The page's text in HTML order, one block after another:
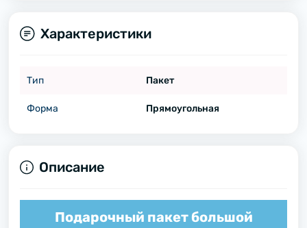
Характеристики
Тип Пакет
Форма Прямоугольная
Описание
Подарочный пакет большой